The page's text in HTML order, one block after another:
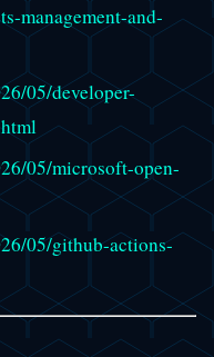
management-and-
05/developer-
05/microsoft-open-
05/github-actions-